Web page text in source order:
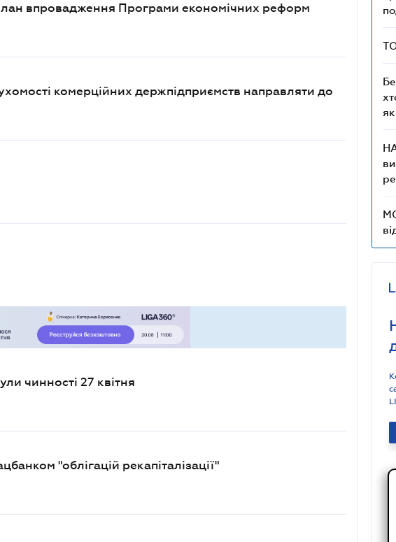
впровадження Програми економічних реформ
комерційних держпідприємств направляти до
чинності 27 квітня
"облігацій рекапіталізації"